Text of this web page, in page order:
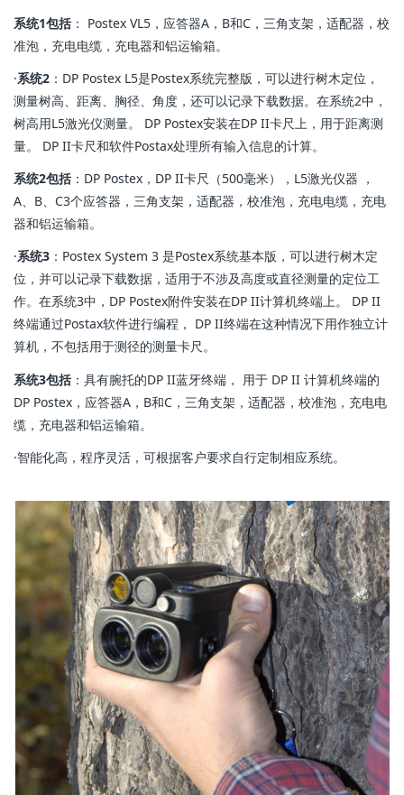
系统1包括： Postex VL5，应答器A，B和C，三角支架，适配器，校
准泡，充电电缆，充电器和铝运输箱。
·系统2 ：DP Postex L5是Postex系统完整版，可以进行树木定位，
测量树高、距离、胸径、角度，还可以记录下载数据。在系统2中，
树高用L5激光仪测量。 DP Postex安装在DP II卡尺上，用于距离测
量。 DP II卡尺和软件Postax处理所有输入信息的计算。
系统2包括：DP Postex，DP II卡尺（500毫米），L5激光仪器 ，
A、B、C3个应答器，三角支架，适配器，校准泡，充电电缆，充电
器和铝运输箱。
·系统3 ：Postex System 3 是Postex系统基本版，可以进行树木定
位，并可以记录下载数据，适用于不涉及高度或直径测量的定位工
作。在系统3中，DP Postex附件安装在DP II计算机终端上。 DP II
终端通过Postax软件进行编程， DP II终端在这种情况下用作独立计
算机，不包括用于测径的测量卡尺。
系统3包括：具有腕托的DP II蓝牙终端， 用于 DP II 计算机终端的
DP Postex，应答器A，B和C，三角支架，适配器，校准泡，充电电
缆，充电器和铝运输箱。
·智能化高，程序灵活，可根据客户要求自行定制相应系统。